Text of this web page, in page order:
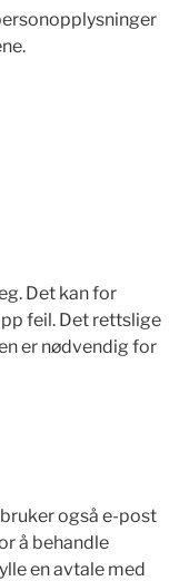
Det kan for
feil. Det rettslige
er nødvendig for
også e-post
å behandle
en avtale med